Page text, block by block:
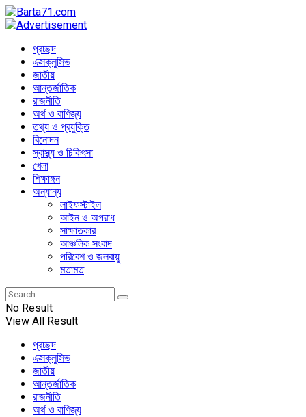
প্রচ্ছদ
এক্সক্লুসিভ
জাতীয়
আন্তর্জাতিক
রাজনীতি
অর্থ ও বাণিজ্য
তথ্য ও প্রযুক্তি
বিনোদন
স্বাস্থ্য ও চিকিৎসা
খেলা
শিক্ষাঙ্গন
অন্যান্য
লাইফস্টাইল
আইন ও অপরাধ
সাক্ষাতকার
আঞ্চলিক সংবাদ
পরিবেশ ও জলবায়ু
মতামত
No Result
View All Result
প্রচ্ছদ
এক্সক্লুসিভ
জাতীয়
আন্তর্জাতিক
রাজনীতি
অর্থ ও বাণিজ্য